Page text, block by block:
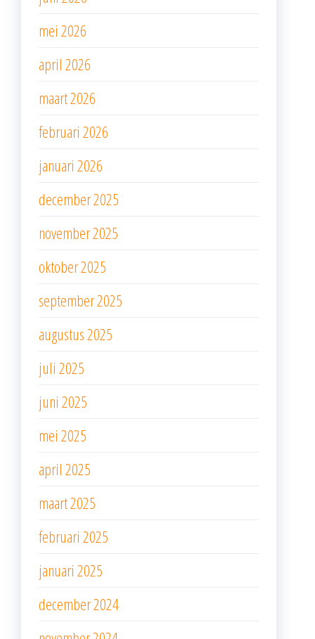
mei 2026
april 2026
maart 2026
februari 2026
januari 2026
december 2025
november 2025
oktober 2025
september 2025
augustus 2025
juli 2025
juni 2025
mei 2025
april 2025
maart 2025
februari 2025
januari 2025
december 2024